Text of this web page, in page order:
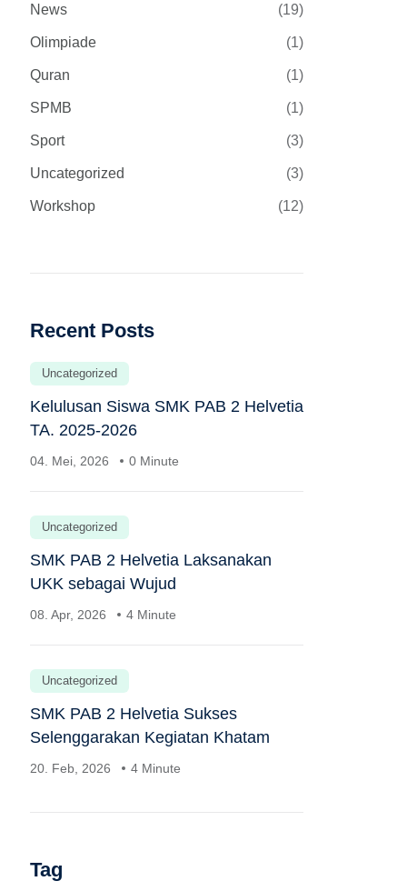
News (19)
Olimpiade (1)
Quran (1)
SPMB (1)
Sport (3)
Uncategorized (3)
Workshop (12)
Recent Posts
Uncategorized
Kelulusan Siswa SMK PAB 2 Helvetia
TA. 2025-2026
04. Mei, 2026 0 Minute
Uncategorized
SMK PAB 2 Helvetia Laksanakan
UKK sebagai Wujud
08. Apr, 2026 4 Minute
Uncategorized
SMK PAB 2 Helvetia Sukses
Selenggarakan Kegiatan Khatam
20. Feb, 2026 4 Minute
Tag